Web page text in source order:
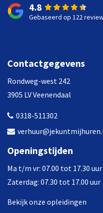
4.8
Gebaseerd op 122
Contactgegevens
Rondweg-west 242
3905 LV Veenendaal
0318-511302
Openingstijden
Ma t/m vr: 07.00 tot 17.30 uur
Zaterdag: 07.30 tot 17.00 uur
Bekijk onze opleidingen